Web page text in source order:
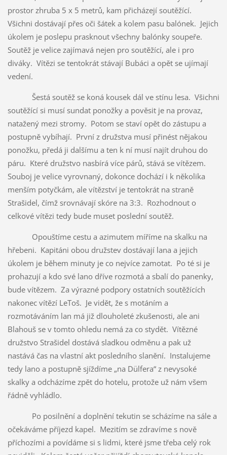
prostor zhruba 5 x 5 metrů, kam přicházejí soutěžící.
Všichni dostávají přes oči šátek a kolem pasu balónek. Jejich
úkolem je poslepu prasknout všechny balónky soupeře.
Soutěž je velice zajímavá nejen pro soutěžící, ale i pro
diváky. Vítězi se tentokrát stávají Bubáci a opět se ujímají
vedení.
Šestá soutěž se koná kousek dál ve stínu lesa. Všichni
soutěžící si musí sundat ponožky a pověsit je na provaz,
natažený mezi stromy. Potom se staví opět do zástupu a
postupně vybíhají. První z družstva musí přinést nějakou
ponožku, předá ji dalšímu a ten k ní musí najít druhou do
páru. Které družstvo nasbírá více párů, stává se vítězem.
Souboj je velice vyrovnaný, dokonce dochází i k několika
menším potyčkám, ale vítězství je tentokrát na straně
Strašidel, čímž srovnávají skóre na 3:3. Rozhodnout o
celkové vítězi tedy bude muset poslední soutěž.
Opouštíme cestu a azimutem míříme na skalku na
hřebeni. Kapitáni obou družstev dostávají lana a jejich
úkolem je během minuty je co nejvíce zamotat. Po té si je
prohazují a kdo své lano dříve rozmotá a sbalí do panenky,
bude vítězem. Za výrazné podpory ostatních soutěžících
nakonec vítězí LeToš. Je vidět, že s motáním a
rozmotáváním lan má již dlouholeté zkušenosti, ale ani
Blahouš se v tomto ohledu nemá za co stydět. Vítězné
družstvo Strašidel dostává sladkou odměnu a pak už
nastává čas na vlastní akt posledního slanění. Instalujeme
tedy lano a postupně sjíždíme „na Dülfera“ z nevysoké
skalky a odcházíme zpět do hotelu, protože už nám všem
řádně vyhládlo.
Po posilnění a doplnění tekutin se scházíme na sále a
očekáváme příjezd kapel. Mezitím se zdravíme s nově
příchozími a povídáme si s lidmi, které jsme třeba celý rok